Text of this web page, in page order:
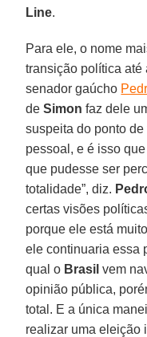
Line.
Para ele, o nome
transição política
senador gaúcho
deSimon faz dele
suspeita do ponto
pessoal, e é isso
que pudesse ser
totalidade”, diz.
certas visões
porque ele está muito
ele continuaria essa
qual o Brasil vem
opinião pública,
total. E a única
realizar uma eleição